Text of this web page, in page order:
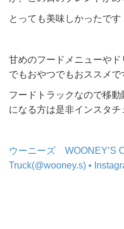
とっても美味しかったです
甘めのフードメニューや
でもおやつでもおススメ
フードトラックなので移
になる方は是非インスタチ
ウーニーズ WOONEY’S
Truck(@wooney.s) •